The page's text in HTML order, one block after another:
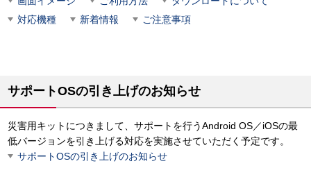
対応機種
新着情報 ご注意事項
サポートOSの引き上げのお知らせ
災害用キットにつきまして、サポートを行うAndroid OS／iOSの最
低バージョンを引き上げる対応を実施させていただく予定です。
サポートOSの引き上げのお知らせ